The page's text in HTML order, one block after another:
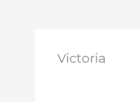
Victoria